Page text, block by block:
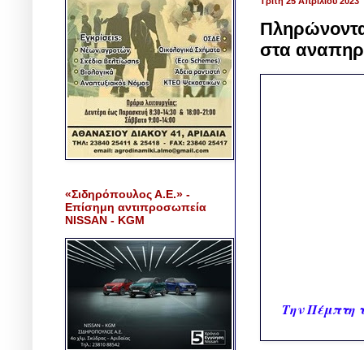
στα
Την Πέμπτη
«Σιδηρόπουλος Α.Ε.» -
Επίσημη αντιπροσωπεία
NISSAN - KGM